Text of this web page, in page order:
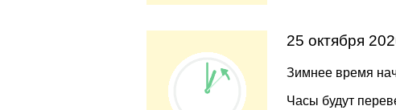
25 октября
Зимнее время
Часы будут